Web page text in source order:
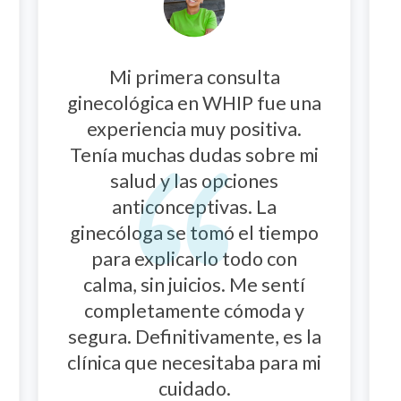
Necesitaba un ginecólogo
obstetra para mi primer
embarazo, y el Dr. Gordón
superó todas mis
expectativas. Su manejo del
ultrasonido avanzado fue
clave para mi tranquilidad y
para llevar un control
prenatal tan completo. Sentí
su apoyo y guía en cada
consulta. ¡Gracias a todo el
equipo por cuidar de mí y de
mi bebé!